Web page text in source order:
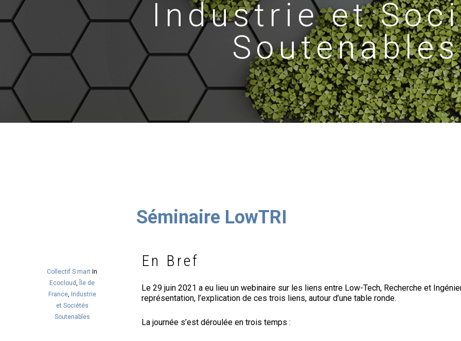
Industrie et
Soutenables
Collectif S.mart In
Ecocloud,
Île de
France, Industrie
et Sociétés
Soutenables
Séminaire LowTRI
En Bref
Le 29 juin 2021 a eu lieu un webinaire sur les liens entre Low-Tech, Recherche et
représentation, l’explication de ces trois liens, autour d’une table ronde.
La journée s’est déroulée en trois temps :